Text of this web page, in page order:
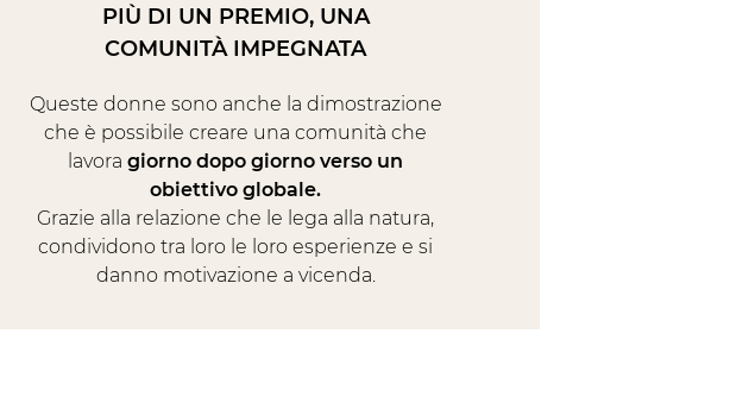
PIÙ DI UN PREMIO, UNA
COMUNITÀ IMPEGNATA
Queste donne sono anche la dimostrazione
che è possibile creare una comunità che
lavora giorno dopo giorno verso un
obiettivo globale.
Grazie alla relazione che le lega alla natura,
condividono tra loro le loro esperienze e si
danno motivazione a vicenda.